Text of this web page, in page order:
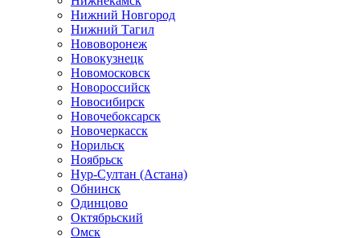
Нижний Новгород
Нижний Тагил
Нововоронеж
Новокузнецк
Новомосковск
Новороссийск
Новосибирск
Новочебоксарск
Новочеркасск
Норильск
Ноябрьск
Нур-Султан (Астана)
Обнинск
Одинцово
Октябрьский
Омск